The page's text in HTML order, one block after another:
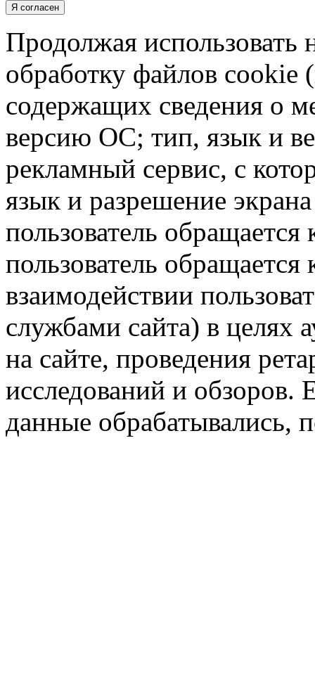
Я согласен
Продолжая использовать
обработку файлов cookie
содержащих сведения о
версию ОС; тип, язык и
рекламный сервис, с
язык и разрешение
пользователь обращается
пользователь обращается
взаимодействии
службами сайта) в целях
на сайте, проведения
исследований и обзоров.
данные обрабатывались,